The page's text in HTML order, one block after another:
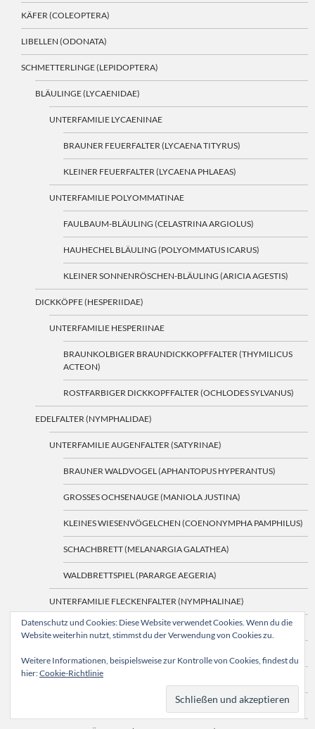
KÄFER (COLEOPTERA)
LIBELLEN (ODONATA)
SCHMETTERLINGE (LEPIDOPTERA)
BLÄULINGE (LYCAENIDAE)
UNTERFAMILIE LYCAENINAE
BRAUNER FEUERFALTER (LYCAENA TITYRUS)
KLEINER FEUERFALTER (LYCAENA PHLAEAS)
UNTERFAMILIE POLYOMMATINAE
FAULBAUM-BLÄULING (CELASTRINA ARGIOLUS)
HAUHECHEL BLÄULING (POLYOMMATUS ICARUS)
KLEINER SONNENRÖSCHEN-BLÄULING (ARICIA AGESTIS)
DICKKÖPFE (HESPERIIDAE)
UNTERFAMILIE HESPERIINAE
BRAUNKOLBIGER BRAUNDICKKOPFFALTER (THYMILICUS
ACTEON)
ROSTFARBIGER DICKKOPFFALTER (OCHLODES SYLVANUS)
EDELFALTER (NYMPHALIDAE)
UNTERFAMILIE AUGENFALTER (SATYRINAE)
BRAUNER WALDVOGEL (APHANTOPUS HYPERANTUS)
GROSSES OCHSENAUGE (MANIOLA JUSTINA)
KLEINES WIESENVÖGELCHEN (COENONYMPHA PAMPHILUS)
SCHACHBRETT (MELANARGIA GALATHEA)
WALDBRETTSPIEL (PARARGE AEGERIA)
UNTERFAMILIE FLECKENFALTER (NYMPHALINAE)
ADMIRAL (VANESSA ATALANTA)
DISTELFALTER (VANESSA CARDUI)
KLEINER FUCHS (AGLAIS URTICAE)
Datenschutz und Cookies: Diese Website verwendet Cookies. Wenn du die
Website weiterhin nutzt, stimmst du der Verwendung von Cookies zu.
Weitere Informationen, beispielsweise zur Kontrolle von Cookies, findest du
hier:Cookie-Richtlinie